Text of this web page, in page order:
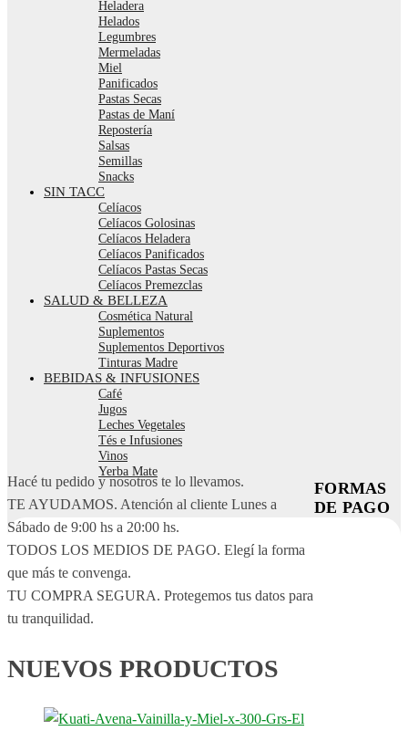
Heladera
Helados
Legumbres
Mermeladas
Miel
Panificados
Pastas Secas
Pastas de Maní
Repostería
Salsas
Semillas
Snacks
SIN TACC
Celíacos
Celíacos Golosinas
Celíacos Heladera
Celíacos Panificados
Celíacos Pastas Secas
Celíacos Premezclas
SALUD & BELLEZA
Cosmética Natural
Suplementos
Suplementos Deportivos
Tinturas Madre
BEBIDAS & INFUSIONES
Café
Jugos
Leches Vegetales
Tés e Infusiones
Vinos
Yerba Mate
Hacé tu pedido y nosotros te lo llevamos.
TE AYUDAMOS. Atención al cliente Lunes a
Sábado de 9:00 hs a 20:00 hs.
TODOS LOS MEDIOS DE PAGO. Elegí la forma
que más te convenga.
TU COMPRA SEGURA. Protegemos tus datos para
tu tranquilidad.
NUEVOS PRODUCTOS
FORMAS
DE PAGO